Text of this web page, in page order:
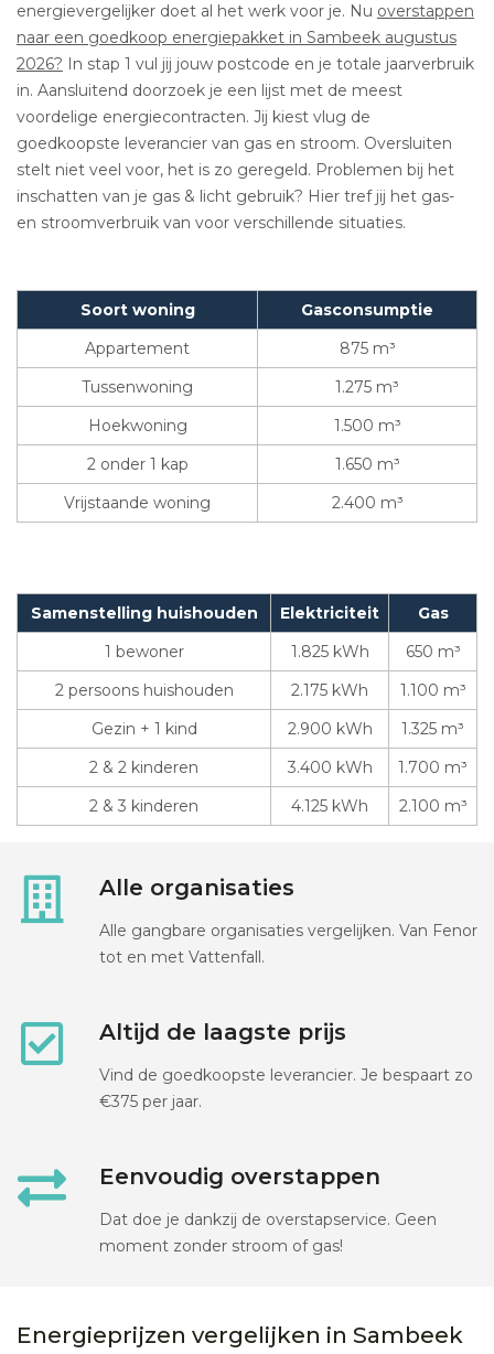
energievergelijker doet al het werk voor je. Nu overstappen
naar een goedkoop energiepakket in Sambeek augustus
2026? In stap 1 vul jij jouw postcode en je totale jaarverbruik
in. Aansluitend doorzoek je een lijst met de meest
voordelige energiecontracten. Jij kiest vlug de
goedkoopste leverancier van gas en stroom. Oversluiten
stelt niet veel voor, het is zo geregeld. Problemen bij het
inschatten van je gas & licht gebruik? Hier tref jij het gas-
en stroomverbruik van voor verschillende situaties.
Soort woning
Gasconsumptie
Appartement
875 m³
Tussenwoning
1.275 m³
Hoekwoning
1.500 m³
2 onder 1 kap
1.650 m³
Vrijstaande woning
2.400 m³
Samenstelling huishouden Elektriciteit
Gas
1 bewoner
1.825 kWh
650 m³
2 persoons huishouden
2.175 kWh
1.100 m³
Gezin + 1 kind
2.900 kWh
1.325 m³
2 & 2 kinderen
3.400 kWh
1.700 m³
2 & 3 kinderen
4.125 kWh 2.100 m³
Alle organisaties
Alle gangbare organisaties vergelijken. Van Fenor
tot en met Vattenfall.
Altijd de laagste prijs
Vind de goedkoopste leverancier. Je bespaart zo
€375 per jaar.
Eenvoudig overstappen
Dat doe je dankzij de overstapservice. Geen
moment zonder stroom of gas!
Energieprijzen vergelijken in Sambeek